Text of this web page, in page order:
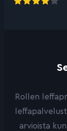
Rollen
arvioista